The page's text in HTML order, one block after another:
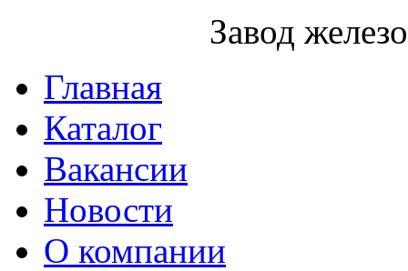
Завод
Главная
Каталог
Вакансии
Новости
О компании